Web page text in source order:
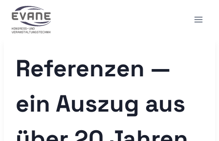
Inhalt
springen
Referenzen —
ein Auszug aus